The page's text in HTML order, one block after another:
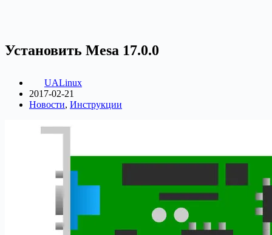
Установить Mesa 17.0.0
UALinux
2017-02-21
Новости, Инструкции